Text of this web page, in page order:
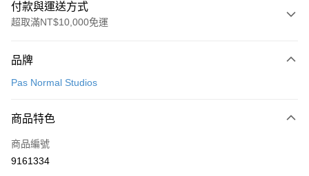
付款與運送方式
超取滿NT$10,000免運
信用卡一次付款
LINE Pay
Apple Pay
品牌
Pas Normal Studios
商品特色
商品編號
9161334